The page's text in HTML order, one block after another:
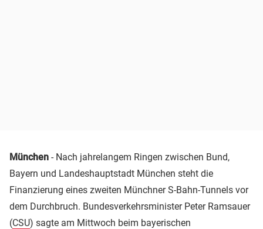
München - Nach jahrelangem Ringen zwischen Bund,
Bayern und Landeshauptstadt München steht die
Finanzierung eines zweiten Münchner S-Bahn-Tunnels vor
dem Durchbruch. Bundesverkehrsminister Peter Ramsauer
(CSU) sagte am Mittwoch beim bayerischen